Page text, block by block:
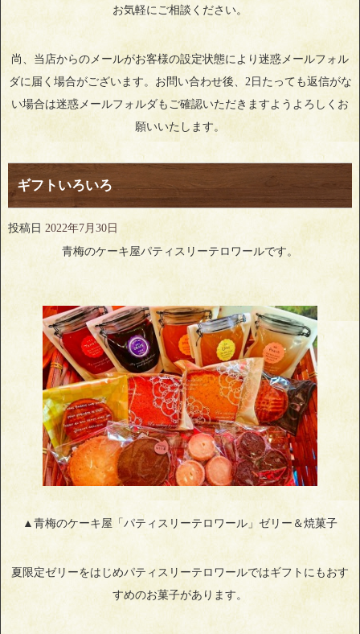
お気軽にご相談ください。
尚、当店からのメールがお客様の設定状態により迷惑メールフォル
ダに届く場合がございます。お問い合わせ後、2日たっても返信がな
い場合は迷惑メールフォルダもご確認いただきますようよろしくお
願いいたします。
ギフトいろいろ
投稿日 2022年7月30日
青梅のケーキ屋パティスリーテロワールです。
▲青梅のケーキ屋「パティスリーテロワール」ゼリー＆焼菓子
夏限定ゼリーをはじめパティスリーテロワールではギフトにもおす
すめのお菓子があります。